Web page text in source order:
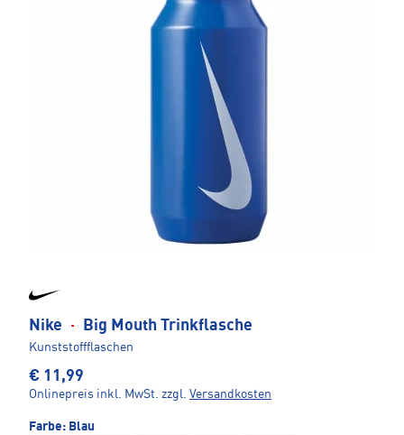
Nike · Big Mouth Trinkflasche
Kunststoffflaschen
€ 11,99
Onlinepreis inkl. MwSt. zzgl. Versandkosten
Farbe: Blau